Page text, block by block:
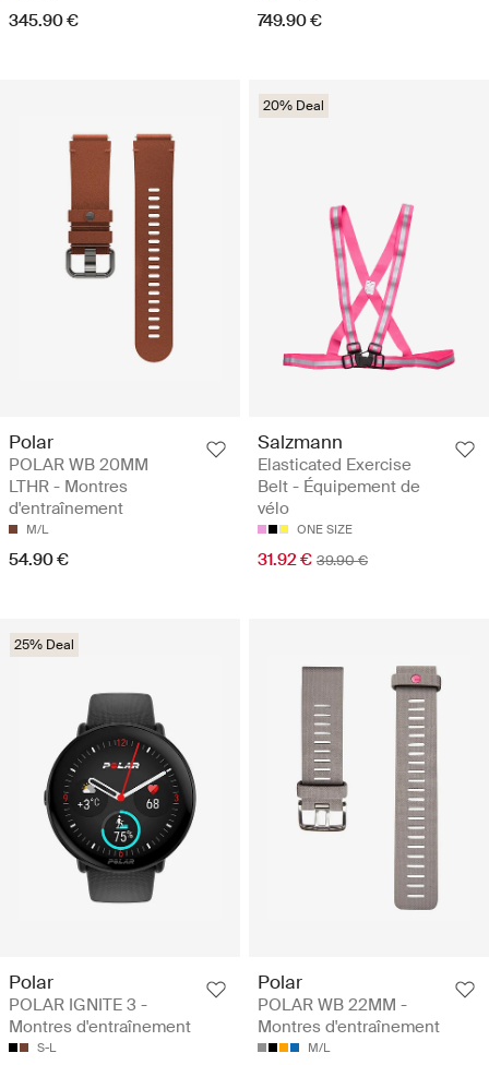
345.90 € 749.90 €
Polar
POLAR WB 20MM
LTHR - Montres
d'entraînement
M/L
54.90 €
20% Deal
Salzmann
Elasticated Exercise
Belt - Équipement de
vélo
ONE SIZE
31.92 € 39.90 €
25% Deal
Polar
POLAR IGNITE 3 -
Montres d'entraînement
S-L
Polar
POLAR WB 22MM -
Montres d'entraînement
M/L